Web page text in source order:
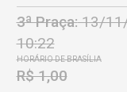
3ª Praça:13/
10:22
HORÁRIO DE BRASÍLIA
R$ 1,00